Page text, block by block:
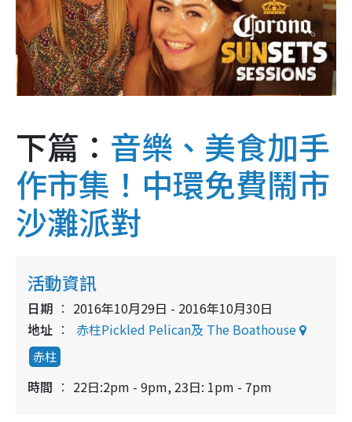
下篇： 音樂、美食加手
作市集！中環免費鬧市
沙灘派對
活動資訊
日期
2016年10月29日 - 2016年10月30日
地址
赤柱Pickled Pelican及 The Boathouse
赤柱
時間 22日:2pm - 9pm, 23日: 1pm - 7pm